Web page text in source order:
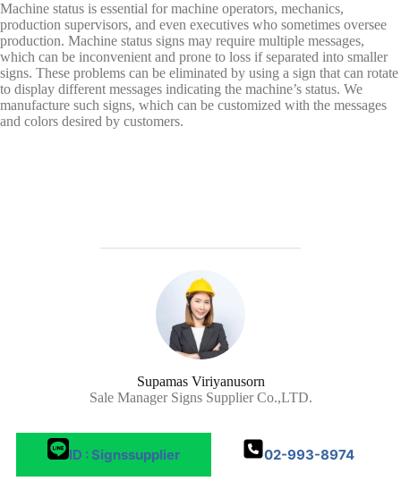
Machine status is essential for machine operators, mechanics,
production supervisors, and even executives who sometimes oversee
production. Machine status signs may require multiple messages,
which can be inconvenient and prone to loss if separated into smaller
signs. These problems can be eliminated by using a sign that can rotate
to display different messages indicating the machine’s status. We
manufacture such signs, which can be customized with the messages
and colors desired by customers.
Supamas Viriyanusorn
Sale Manager Signs Supplier Co.,LTD.
ID : Signssupplier 02-993-8974